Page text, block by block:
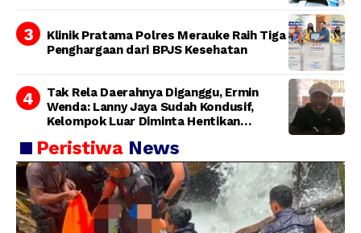
Klinik Pratama Polres Merauke Raih Tiga
Penghargaan dari BPJS Kesehatan
Tak Rela Daerahnya Diganggu, Ermin
Wenda: Lanny Jaya Sudah Kondusif,
Kelompok Luar Diminta Hentikan
Peristiwa News